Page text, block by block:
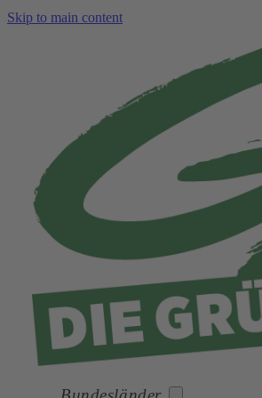
Skip to main content